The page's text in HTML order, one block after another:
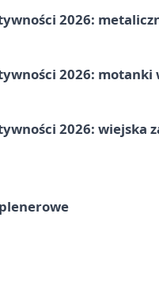
2026:
2026: motanki
2026: wiejska